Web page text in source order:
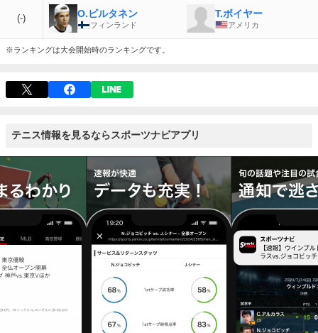
(-) O.ビルタネン
フィンランド
T.ボイヤー
アメリカ
※ランキングは大会開始時のランキングです。
テニス情報を見るならスポーツナビアプリ